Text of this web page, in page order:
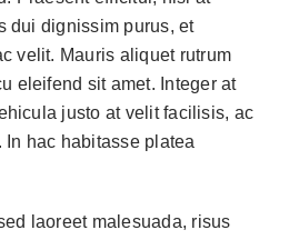
För
dui dignissim purus, et
velit. Mauris aliquet rutrum
eleifend sit amet. Integer at
justo at velit facilisis, ac
hac habitasse platea
laoreet malesuada, risus